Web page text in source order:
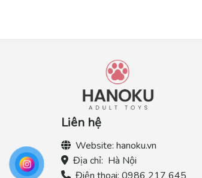
Liên hệ
Website: hanoku.vn
Địa chỉ: Hà Nội